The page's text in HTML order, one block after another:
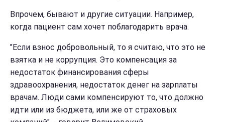
Впрочем, бывают и другие ситуации. Например,
когда пациент сам хочет поблагодарить врача.
"Если взнос добровольный, то я считаю, что это не
взятка и не коррупция. Это компенсация за
недостаток финансирования сферы
здравоохранения, недостаток денег на зарплаты
врачам. Люди сами компенсируют то, что должно
идти или из бюджета, или же от страховых